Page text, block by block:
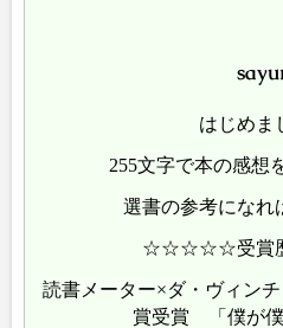
はじめま
255文字で本の感想
選書の参考になれ
☆☆☆☆☆受
読書メーター×ダ・ヴィン
賞受賞 「僕が僕